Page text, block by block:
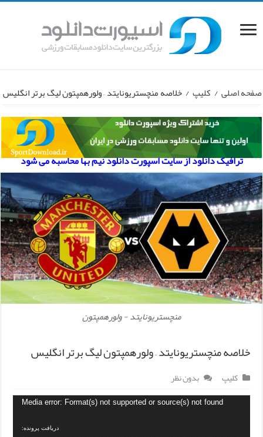
صفحه اصلی / کلیپ / خلاصه منچستریونایتد – ولورهمپتون لیگ برتر انگلیس
ترافیک دانلود از سایت اسپورت دانلود نیم بها محاسبه می شود
منچستریونایتد - ولورهمپتون
خلاصه منچستریونایتد – ولورهمپتون لیگ برتر انگلیس
کلیپ بدون نظر
Media error: Format(s) not supported or source(s) not found
دریافت پرونده: